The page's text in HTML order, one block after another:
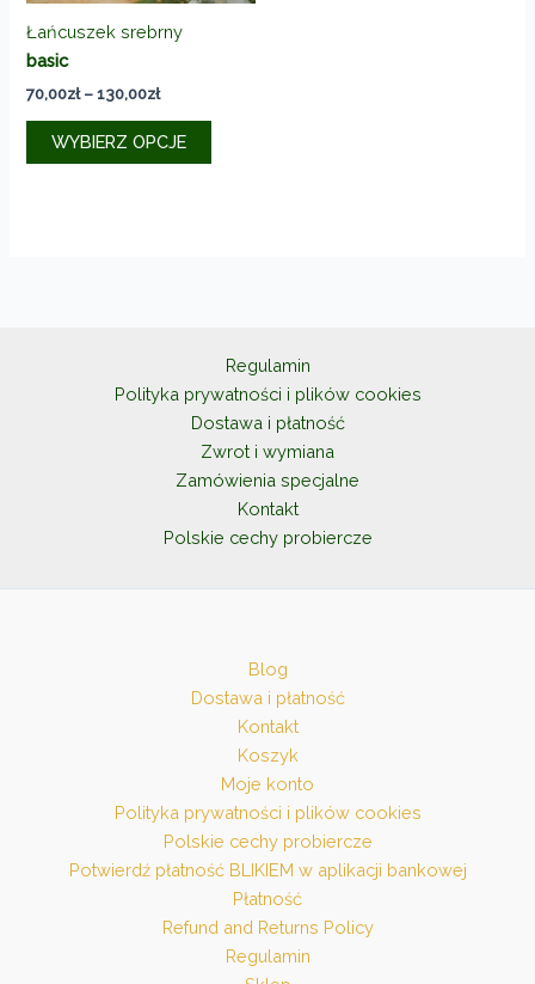
Łańcuszek srebrny
basic
70,00zł – 130,00złZakres
od
70,00zł
WYBIERZ OPCJE
Ten
na
stronie
produktu
Regulamin
Polityka prywatności i plików cookies
Dostawa i płatność
Zwrot i wymiana
Zamówienia specjalne
Kontakt
Polskie cechy probiercze
Blog
Dostawa i płatność
Kontakt
Koszyk
Moje konto
Polityka prywatności i plików cookies
Polskie cechy probiercze
Potwierdź płatność BLIKIEM w aplikacji bankowej
Płatność
Refund and Returns Policy
Regulamin